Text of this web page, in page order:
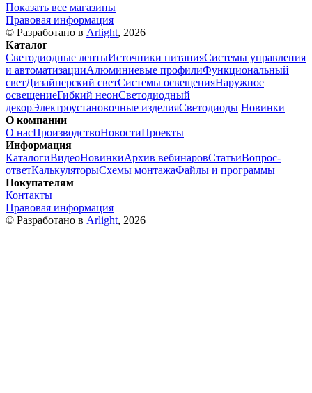
Показать все магазины
Правовая информация
© Разработано в Arlight, 2026
Каталог
Светодиодные лентыИсточники питанияСистемы управления
и автоматизацииАлюминиевые профилиФункциональный
светДизайнерский светСистемы освещенияНаружное
освещениеГибкий неонСветодиодный
декорЭлектроустановочные изделияСветодиоды Новинки
О компании
О насПроизводствоНовостиПроекты
Информация
КаталогиВидеоНовинкиАрхив вебинаровСтатьиВопрос-
ответКалькуляторыСхемы монтажаФайлы и программы
Покупателям
Контакты
Правовая информация
© Разработано в Arlight, 2026